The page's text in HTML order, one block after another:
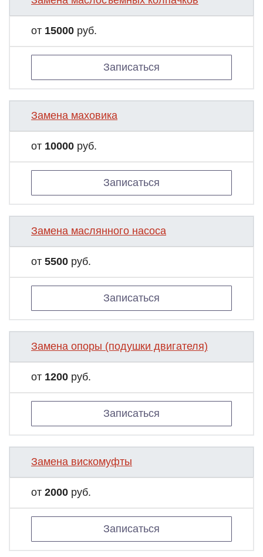
от 15000 руб.
Записаться
Замена маховика
от 10000 руб.
Записаться
Замена маслянного насоса
от 5500 руб.
Записаться
Замена опоры (подушки двигателя)
от 1200 руб.
Записаться
Замена вискомуфты
от 2000 руб.
Записаться